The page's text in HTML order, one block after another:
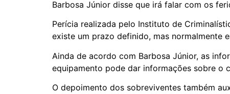
Barbosa Júnior disse que irá falar com os
Perícia realizada pelo Instituto de
existe um prazo definido, mas normalmente
Ainda de acordo com Barbosa Júnior, as
equipamento pode dar informações sobre o
O depoimento dos sobreviventes também